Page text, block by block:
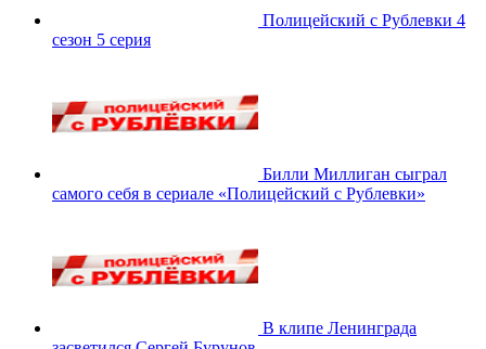
Полицейский с Рублевки 4
сезон 5 серия
Билли Миллиган сыграл
самого себя в сериале «Полицейский с Рублевки»
В клипе Ленинграда